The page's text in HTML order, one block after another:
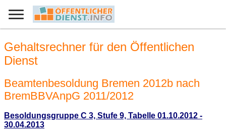
Gehaltsrechner für den Öffentlichen
Dienst
Beamtenbesoldung Bremen 2012b nach
BremBBVAnpG 2011/2012
Besoldungsgruppe C 3, Stufe 9, Tabelle 01.10.2012 -
30.04.2013